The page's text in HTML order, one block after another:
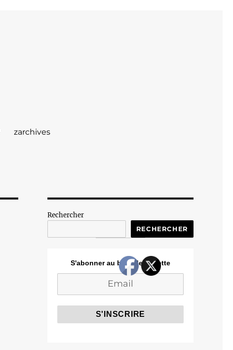
zarchives
Rechercher
RECHERCHER
S'abonner au blog de Cozette